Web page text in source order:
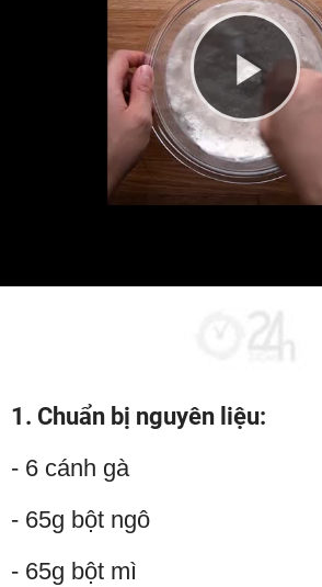
Play
1. Chuẩn bị nguyên liệu:
- 6 cánh gà
- 65g bột ngô
- 65g bột mì